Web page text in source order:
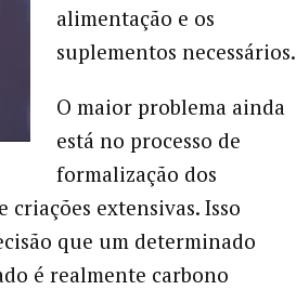
alimentação e os
suplementos necessários.
O maior problema ainda
está no processo de
formalização dos
criações extensivas. Isso
que um determinado
é realmente carbono